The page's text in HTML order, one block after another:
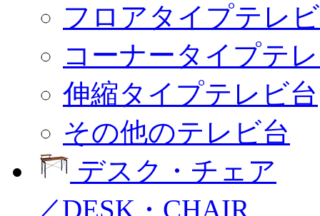
フロアタイプテレ
コーナータイプテ
伸縮タイプテレビ台
その他のテレビ台
デスク・チェア
／DESK・CHAIR